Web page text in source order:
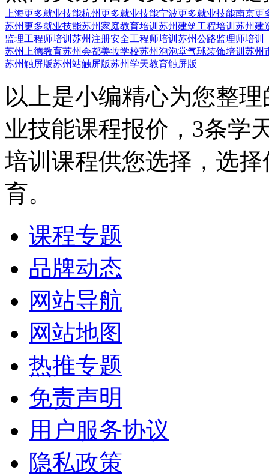
上海更多就业技能杭州更多就业技能宁波更多就业技能南京更
苏州更多就业技能苏州家庭教育培训 苏州建筑工程培训 苏州建
监理工程师培训 苏州注册安全工程师培训 苏州公路监理师培训
苏州上德教育苏州会都美妆学校苏州泡泡堂气球装饰培训 苏州
苏州触屏版苏州站触屏版苏州学天教育触屏版
以上是小编精心为您整
业技能课程报价，3条学
培训课程供您选择，选
育。
课程专题
品牌动态
网站导航
网站地图
热推专题
免责声明
用户服务协议
隐私政策